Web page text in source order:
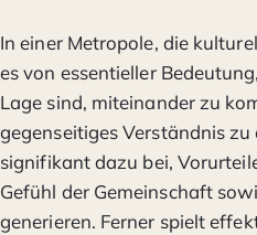
In einer Metropole, die
es von essentieller
Lage sind, miteinander zu
gegenseitiges Verständnis
signifikant dazu bei,
Gefühl der Gemeinschaft
generieren. Ferner spielt